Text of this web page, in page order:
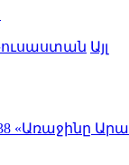
Այլ
Արամն էր..